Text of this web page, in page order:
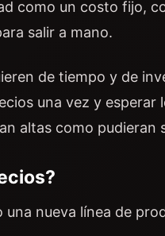
como un costo fijo,
salir a mano.
de tiempo y de
una vez y esperar
altas como pudieran
nueva línea de